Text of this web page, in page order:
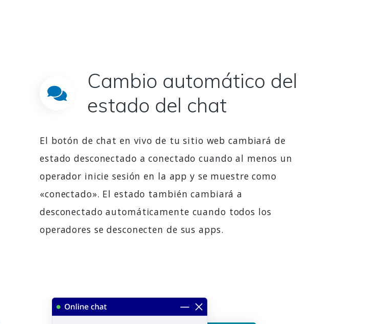
Cambio automático del
estado del chat
El botón de chat en vivo de tu sitio web cambiará de
estado desconectado a conectado cuando al menos un
operador inicie sesión en la app y se muestre como
«conectado». El estado también cambiará a
desconectado automáticamente cuando todos los
operadores se desconecten de sus apps.